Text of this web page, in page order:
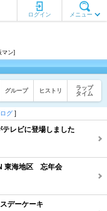
メニュー
ログイン
マン]
グループ ヒストリ
ラップ
タイム
グ ]
レビに登場しました
東海地区 忘年会
デーケーキ